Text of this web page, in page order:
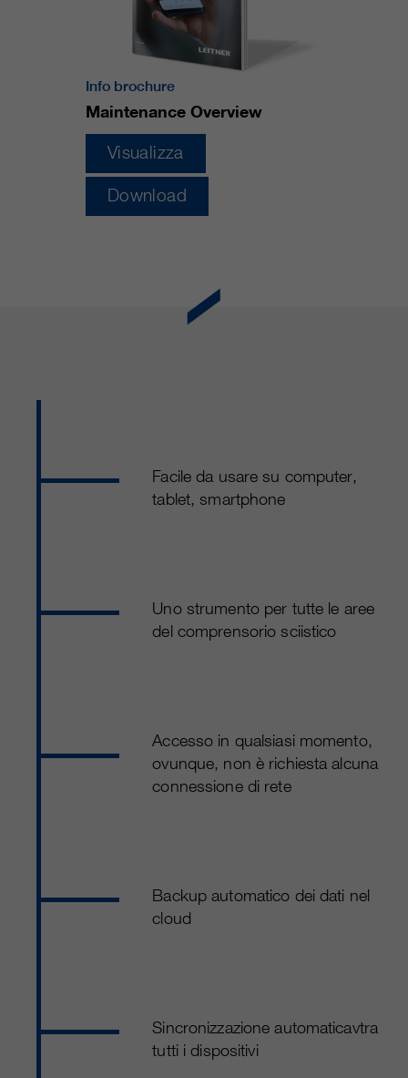
Info brochure
Maintenance Overview
Visualizza
Download
Facile da usare su computer,
tablet, smartphone
Uno strumento per tutte le aree
del comprensorio sciistico
Accesso in qualsiasi momento,
ovunque, non è richiesta alcuna
connessione di rete
Backup automatico dei dati nel
cloud
Sincronizzazione automaticavtra
tutti i dispositivi